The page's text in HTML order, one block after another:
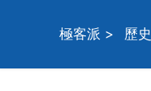
極客派 > 歷史